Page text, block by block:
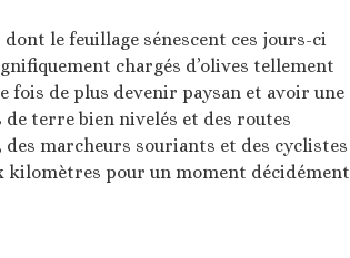
le feuillage sénescent ces jours-ci
chargés d’olives tellement
fois de plus devenir paysan et avoir une
terre bien nivelés et des routes
des marcheurs souriants et des cyclistes
kilomètres pour un moment décidément